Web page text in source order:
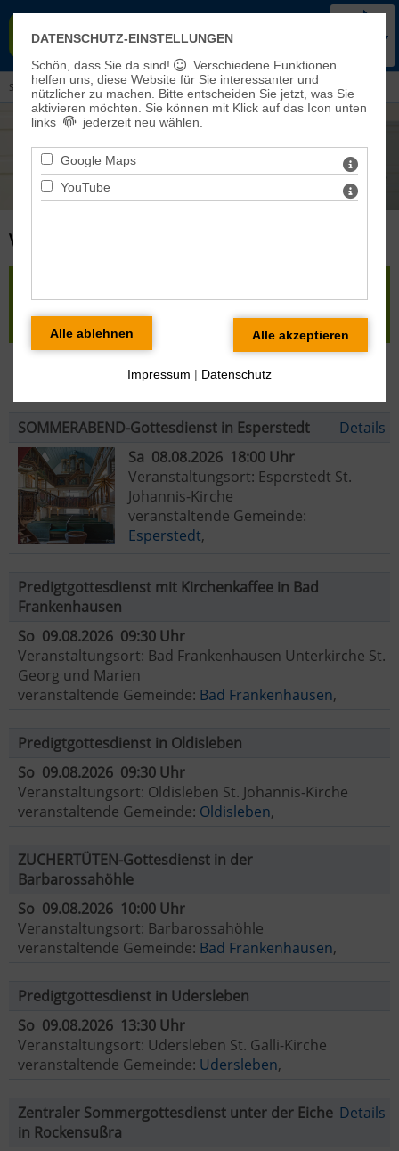
HAUSEN-SONDERSHAUSEN
Sie sind hier:Veranstaltungen und Aktuelles> Veranstaltungen
VERANSTALTUNGEN: GESAMTÜBERSICHT
SOMMERABEND-Gottesdienst in Esperstedt
Details
Sa 08.08.2026 18:00 Uhr
Veranstaltungsort: Esperstedt St.
Johannis-Kirche
veranstaltende Gemeinde:
Esperstedt,
Predigtgottesdienst mit Kirchenkaffee in Bad
Frankenhausen
So 09.08.2026 09:30 Uhr
Veranstaltungsort: Bad Frankenhausen Unterkirche St.
Georg und Marien
veranstaltende Gemeinde: Bad Frankenhausen,
Predigtgottesdienst in Oldisleben
So 09.08.2026 09:30 Uhr
Veranstaltungsort: Oldisleben St. Johannis-Kirche
veranstaltende Gemeinde: Oldisleben,
ZUCHERTÜTEN-Gottesdienst in der
Barbarossahöhle
So 09.08.2026 10:00 Uhr
Veranstaltungsort: Barbarossahöhle
veranstaltende Gemeinde: Bad Frankenhausen,
Predigtgottesdienst in Udersleben
So 09.08.2026 13:30 Uhr
Veranstaltungsort: Udersleben St. Galli-Kirche
veranstaltende Gemeinde: Udersleben,
Zentraler Sommergottesdienst unter der Eiche
in Rockensußra
Details
DATENSCHUTZ-EINSTELLUNGEN
Schön, dass Sie da sind!
. Verschiedene Funktionen
helfen uns, diese Website für Sie interessanter und
nützlicher zu machen.
Bitte entscheiden Sie jetzt, was Sie
aktivieren möchten. Sie können mit Klick auf das Icon unten
links
jederzeit neu wählen.
Google Maps
YouTube
Impressum | Datenschutz